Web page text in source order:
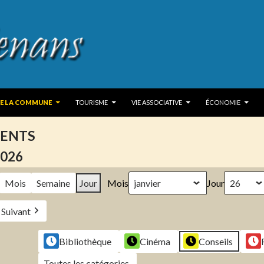
LA COMMUNE
TOURISME VIE ASSOCIATIVE ÉCONOMIE
Mois Semaine Jour Mois Jour
Suivant
Bibliothèque Cinéma Conseils